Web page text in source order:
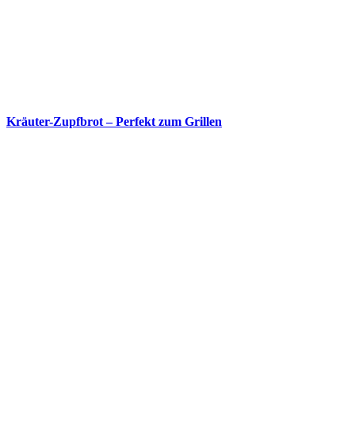
Kräuter-Zupfbrot – Perfekt zum Grillen